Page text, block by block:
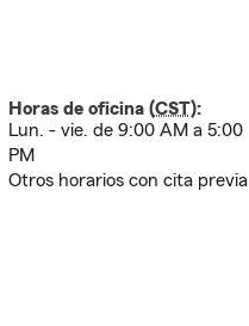
Horas de oficina (CST):
Lun. - vie. de 9:00 AM a 5:00
PM
Otros horarios con cita previa